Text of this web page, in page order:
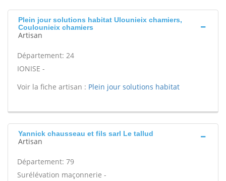
Plein jour solutions habitat Ulounieix chamiers,
Coulounieix chamiers
Artisan
Département: 24
IONISE -
Voir la fiche artisan : Plein jour solutions habitat
Yannick chausseau et fils sarl Le tallud
Artisan
Département: 79
Surélévation maçonnerie -